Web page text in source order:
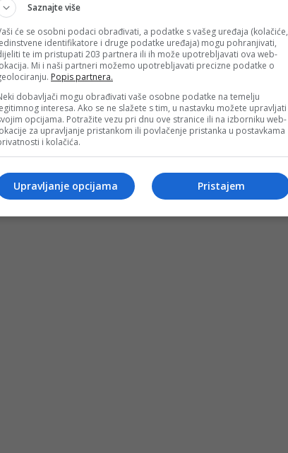
Saznajte više
će se osobni podaci obrađivati, a podatke s vašeg uređaja (kolačiće,
identifikatore i druge podatke uređaja) mogu pohranjivati,
te im pristupati 203 partnera ili ih može upotrebljavati ova web-
Mi i naši partneri možemo upotrebljavati precizne podatke o
Popis partnera.
dobavljači mogu obrađivati vaše osobne podatke na temelju
interesa. Ako se ne slažete s tim, u nastavku možete upravljati
opcijama. Potražite vezu pri dnu ove stranice ili na izborniku web-
za upravljanje pristankom ili povlačenje pristanka u postavkama
i kolačića.
Pristajem
Upravljanje opcijama